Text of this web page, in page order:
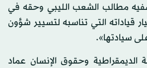
مطالب الشعب الليبي وحقه في
قياداته التي تناسبه لتسيير شؤون
سيادتها».
وحقوق الإنسان عماد